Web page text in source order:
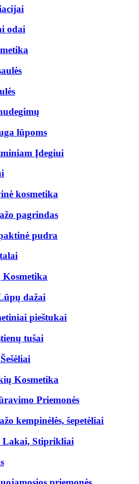
odai
lūpoms
Įdegiui
kosmetika
pagrindas
pudra
dažai
pieštukai
tušai
Kosmetika
Priemonės
kempinėlės, šepetėliai
Lakai, Stiprikliai